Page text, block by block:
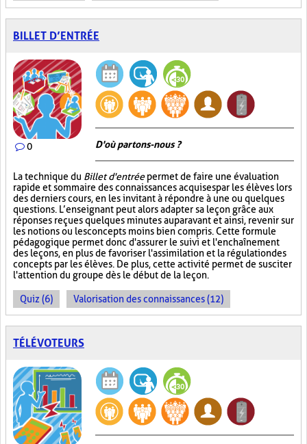
BILLET D’ENTRÉE
0 D'où partons-nous ?
La technique du Billet d'entréepermet de faire une évaluation
rapide et sommaire des connaissances acquises par les élèves lors
des derniers cours, en les invitant à répondre à une ou quelques
questions. L’enseignant peut alors adapter sa leçon grâce aux
réponses reçues quelques minutes auparavant et ainsi, revenir sur
les notions ou les concepts moins bien compris. Cette formule
pédagogique permet donc d'assurer le suivi et l'enchaînement
des leçons, en plus de favoriser l'assimilation et la régulation des
concepts par les élèves. De plus, cette activité permet de susciter
l'attention du groupe dès le début de la leçon.
Quiz (6) Valorisation des connaissances (12)
TÉLÉVOTEURS